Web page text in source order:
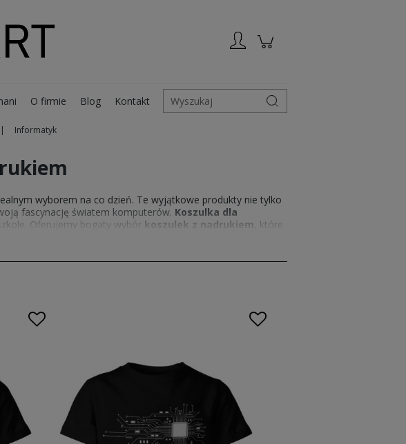
O firmie Blog Kontakt Wyszukaj
Informatyk
wyborem na co dzień. Te wyjątkowe produkty nie tylko
fascynację światem komputerów. Koszulka dla
Oferujemy bogaty wybór koszulek z nadrukiem , które